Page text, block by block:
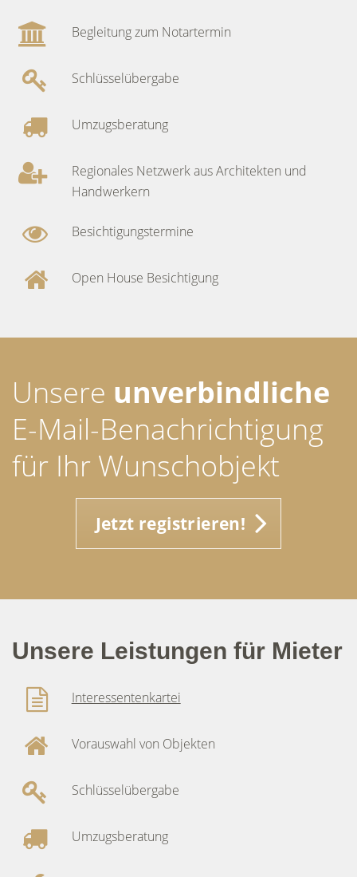
Begleitung zum Notartermin
Schlüsselübergabe
Umzugsberatung
Regionales Netzwerk aus Architekten und
Handwerkern
Besichtigungstermine
Open House Besichtigung
Unsere unverbindliche
E-Mail-Benachrichtigung
für Ihr Wunschobjekt
Jetzt registrieren!
Unsere Leistungen für Mieter
Interessentenkartei
Vorauswahl von Objekten
Schlüsselübergabe
Umzugsberatung